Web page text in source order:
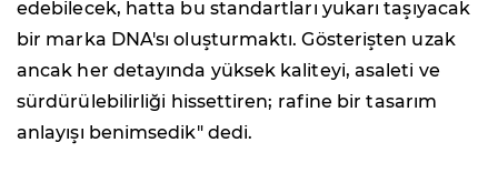
edebilecek, hatta bu standartları yukarı taşıyacak
bir marka DNA'sı oluşturmaktı. Gösterişten uzak
ancak her detayında yüksek kaliteyi, asaleti ve
sürdürülebilirliği hissettiren; rafine bir tasarım
anlayışı benimsedik" dedi.